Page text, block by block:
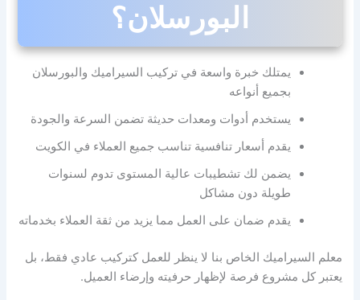
البورسلان؟
يمتلك خبرة واسعة في تركيب السيراميك والبورسلان
بجميع أنواعه
يستخدم أدوات ومعدات حديثة تضمن السرعة والجودة
يقدم أسعار تنافسية تناسب جميع العملاء في الكويت
يضمن لك تشطيبات عالية المستوى تدوم لسنوات
طويلة دون مشاكل
يقدم ضمان على العمل مما يزيد من ثقة العملاء بخدماته
معلم السيراميك الخاص بنا لا ينظر للعمل كتركيب عادي فقط، بل
يعتبر كل مشروع فرصة لإظهار حرفيته وإرضاء العميل.